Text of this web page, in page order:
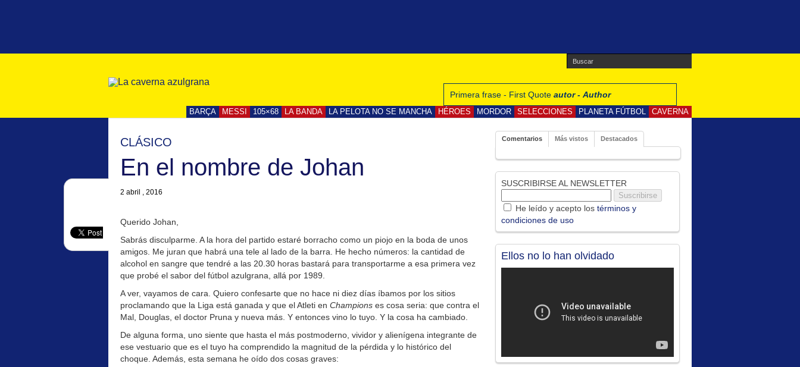
Primera frase - First Quote autor - Author
BARÇA MESSI 105×68 LA BANDA LA PELOTA NO SE MANCHA HÉROES MORDOR SELECCIONES PLANETA FÚTBOL CAVERNA
CLÁSICO
En el nombre de Johan
2 abril , 2016
Querido Johan,
Sabrás disculparme. A la hora del partido estaré borracho como un piojo en la boda de unos
amigos. Me juran que habrá una tele al lado de la barra. He hecho números: la cantidad de
alcohol en sangre que tendré a las 20.30 horas bastará para transportarme a esa primera vez
que probé el sabor del fútbol azulgrana, allá por 1989.
A ver, vayamos de cara. Quiero confesarte que no hace ni diez días íbamos por los sitios
proclamando que la Liga está ganada y que el Atleti en Champions es cosa seria: que contra el
Mal, Douglas, el doctor Pruna y nueva más. Y entonces vino lo tuyo. Y la cosa ha cambiado.
De alguna forma, uno siente que hasta el más postmoderno, vividor y alienígena integrante de
ese vestuario que es el tuyo ha comprendido la magnitud de la pérdida y lo histórico del
choque. Además, esta semana he oído dos cosas graves:
Comentarios Más vistos Destacados
SUSCRIBIRSE AL NEWSLETTER
He leído y acepto los términos y
condiciones de uso
Ellos no lo han olvidado